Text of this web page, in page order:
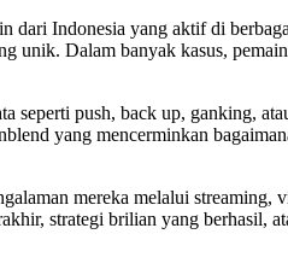
dari Indonesia yang aktif di
unik. Dalam banyak kasus,
seperti push, back up, ganking,
yang mencerminkan
mereka melalui streaming,
strategi brilian yang berhasil,